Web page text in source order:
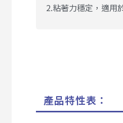
2.粘著力穩定，適用
產品特性表：